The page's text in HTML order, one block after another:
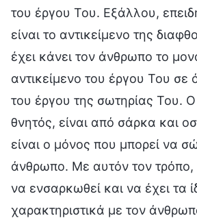
του έργου Του. Εξάλλου,
είναι το αντικείμενο της
έχει κάνει τον άνθρωπο το
αντικείμενο του έργου Του σε
του έργου της σωτηρίας Του.
θνητός, είναι από σάρκα και
είναι ο μόνος που μπορεί να
άνθρωπο. Με αυτόν τον τρόπο,
να ενσαρκωθεί και να έχει τα
χαρακτηριστικά με τον